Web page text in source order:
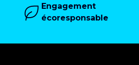
Engagement
écoresponsable